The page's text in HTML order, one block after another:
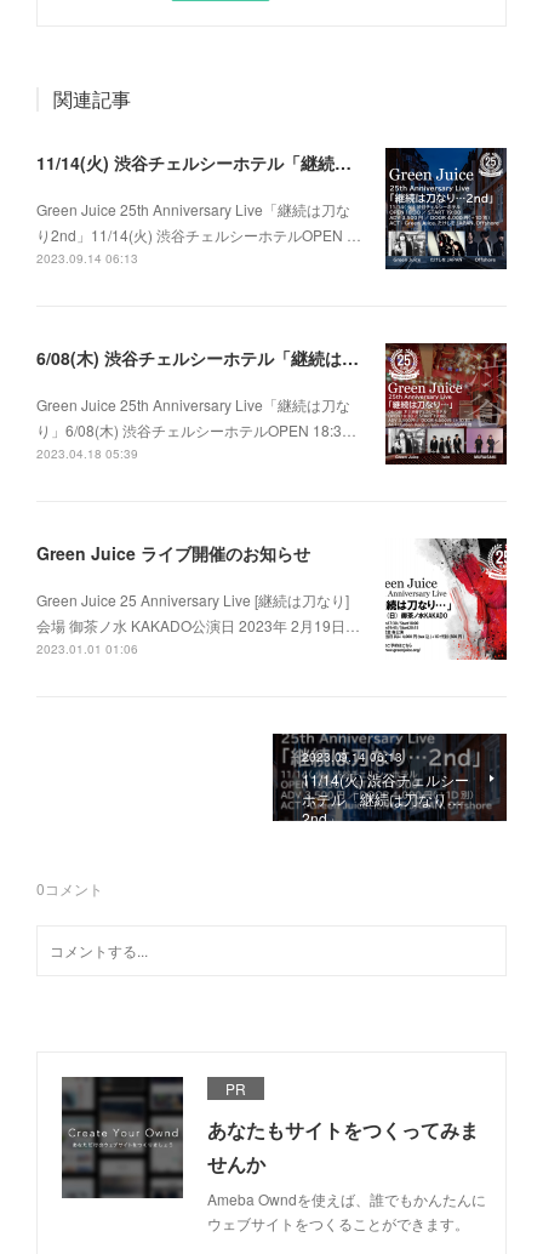
関連記事
11/14(火) 渋谷チェルシーホテル「継続は刀なり…2nd」
Green Juice 25th Anniversary Live「継続は刀な
り2nd」11/14(火) 渋谷チェルシーホテルOPEN …
2023.09.14 06:13
6/08(木) 渋谷チェルシーホテル「継続は刀なり…」
Green Juice 25th Anniversary Live「継続は刀な
り」6/08(木) 渋谷チェルシーホテルOPEN 18:3…
2023.04.18 05:39
Green Juice ライブ開催のお知らせ
Green Juice 25 Anniversary Live [継続は刀なり]
会場 御茶ノ水 KAKADO公演日 2023年 2月19日…
2023.01.01 01:06
2023.09.14 06:13
11/14(火) 渋谷チェルシー
ホテル「継続は刀なり…
2nd」
0コメント
PR
あなたもサイトをつくってみま
せんか
Ameba Owndを使えば、誰でもかんたんに
ウェブサイトをつくることができます。